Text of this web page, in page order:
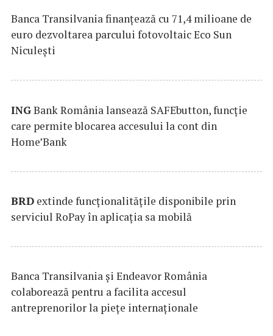
Banca Transilvania finanțează cu 71,4 milioane de
euro dezvoltarea parcului fotovoltaic Eco Sun
Niculești
INGBank România lansează SAFEbutton, funcţie
care permite blocarea accesului la cont din
Home’Bank
BRD extinde funcţionalităţile disponibile prin
serviciul RoPay în aplicaţia sa mobilă
Banca Transilvania şi Endeavor România
colaborează pentru a facilita accesul
antreprenorilor la pieţe internaţionale